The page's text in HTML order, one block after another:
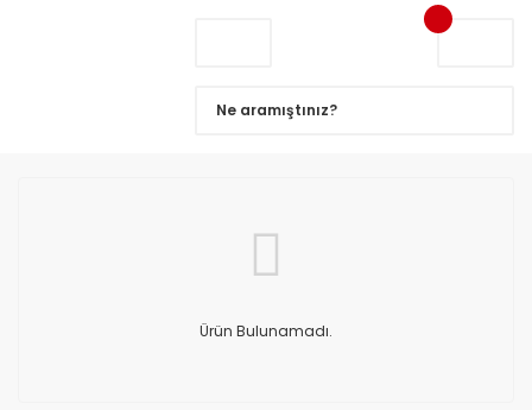
Ürün Bulunamadı.